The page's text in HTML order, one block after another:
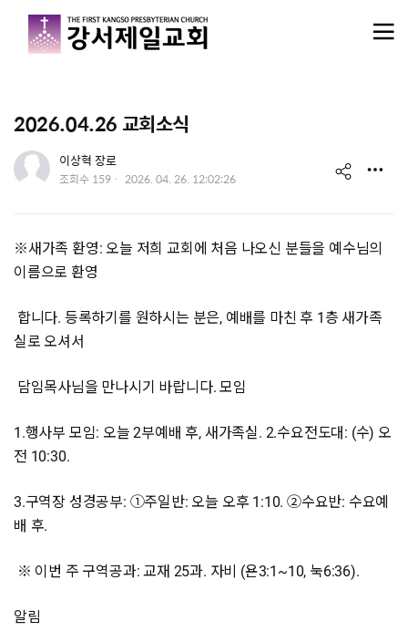
2026.04.26 교회소식
유저 이미지이상혁 장로
조회수 159
작
2026. 04. 26. 12:02:26
s
a
e
※새가족 환영: 오늘 저희 교회에 처음 나오신 분들을 예수님의
이름으로 환영
합니다. 등록하기를 원하시는 분은, 예배를 마친 후 1층 새가족
실로 오셔서
담임목사님을 만나시기 바랍니다. 모임
1.행사부 모임: 오늘 2부예배 후, 새가족실. 2.수요전도대: (수) 오
전 10:30.
3.구역장 성경공부: ①주일반: 오늘 오후 1:10. ②수요반: 수요예
배 후.
※ 이번 주 구역공과: 교재 25과. 자비 (욘3:1~10, 눅6:36).
알림